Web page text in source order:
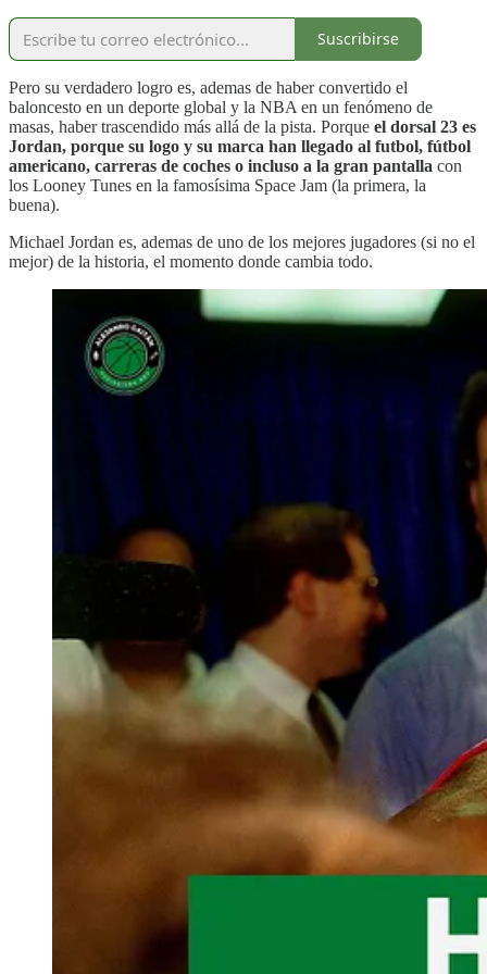
Suscribirse
Pero su verdadero logro es, ademas de haber convertido el
baloncesto en un deporte global y la NBA en un fenómeno de
masas, haber trascendido más allá de la pista. Porque el dorsal 23 es
Jordan, porque su logo y su marca han llegado al futbol, fútbol
americano, carreras de coches o incluso a la gran pantalla con
los Looney Tunes en la famosísima Space Jam (la primera, la
buena).
Michael Jordan es, ademas de uno de los mejores jugadores (si no el
mejor) de la historia, el momento donde cambia todo.